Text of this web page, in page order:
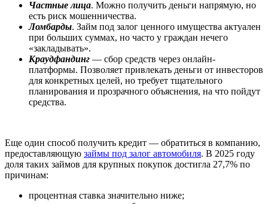
Частные лица. Можно получить деньги напрямую, но
есть риск мошенничества.
Ломбарды. Займ под залог ценного имущества актуален
при больших суммах, но часто у граждан нечего
«закладывать».
Краудфандинг — сбор средств через онлайн-
платформы. Позволяет привлекать деньги от инвесторов
для конкретных целей, но требует тщательного
планирования и прозрачного объяснения, на что пойдут
средства.
Еще один способ получить кредит — обратиться в компанию,
предоставляющую займы под залог автомобиля. В 2025 году
доля таких займов для крупных покупок достигла 27,7% по
причинам:
процентная ставка значительно ниже;